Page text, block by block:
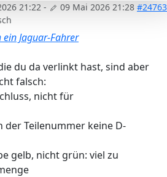
21:22 - 09 Mai 2026 21:28 #24763
ein Jaguar-Fahrer
du da verlinkt hast, sind aber
falsch:
nicht für
der Teilenummer keine D-
gelb, nicht grün: viel zu